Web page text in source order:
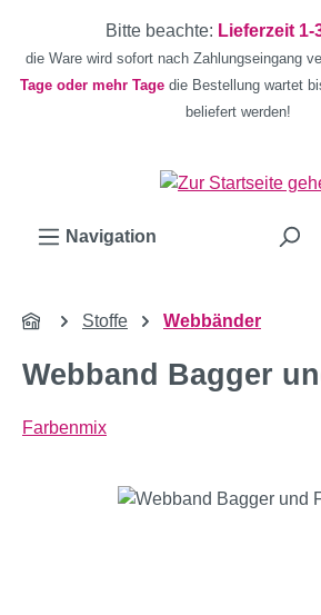
Zum Hauptinhalt springen
Bitte beachte: Lieferzeit 1-
die Ware wird sofort nach Zahlungseingang
Tage oder mehr Tage die Bestellung wartet
beliefert werden!
Navigation
Stoffe Webbänder
Webband Bagger
Farbenmix
Bildergalerie überspringen